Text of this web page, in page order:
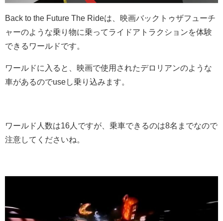
Back to the Future The Rideは、映画バックトゥザフューチ
ャーのような乗り物に乗ってライドアトラクションを体験
できるワールドです。
ワールドに入ると、映画で使用されたデロリアンのような
車があるのでuseし乗り込みます。
ワールド人数は16人ですが、乗車できるのは8名までなので
注意してくださいね。